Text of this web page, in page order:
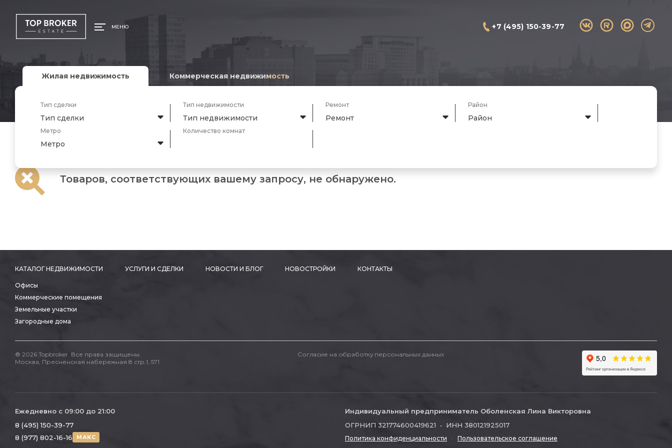
МЕНЮ +7 (495) 150-39-77
Жилая недвижимость Коммерческая недвижимость
Тип сделки
Тип сделки
Тип недвижимости
Тип недвижимости
Ремонт
Ремонт
Район
Район
Метро
Метро
Количество комнат
Главная/ Товар Площадь / 369.9
Товаров, соответствующих вашему запросу, не обнаружено.
КАТАЛОГ НЕДВИЖИМОСТИ
Офисы
Коммерческие помещения
Земельные участки
Загородные дома
УСЛУГИ И СДЕЛКИ НОВОСТИ И БЛОГ НОВОСТРОЙКИ КОНТАКТЫ
® 2026 Topbroker. Все права защищены.
Москва, Пресненская набережная 8 стр.1, 571
Согласие на обработку персональных данных
Ежедневно с 09:00 до 21:00
8 (495) 150-39-77
8 (977) 802-16-16
МАКС
Индивидуальный предприниматель Оболенская Лина Викторовна
ОГРНИП 321774600419621 • ИНН 380121925017
Политика конфиденциальности · Пользовательское соглашение